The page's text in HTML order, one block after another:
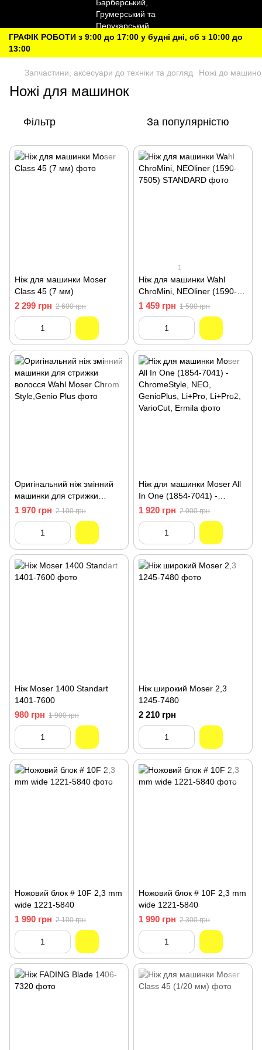
ГРАФІК РОБОТИ з 9:00 до 17:00 у будні дні, сб з 10:00 до
13:00
Запчастини, аксесуари до техніки та догляд Ножі до
Ножі для машинок
Фільтр За популярністю
Ніж для машинки Moser
Class 45 (7 мм)
2 299 грн 2 600 грн
1
Ніж для машинки Wahl
ChroMini, NEOliner (1590-
7505) STANDARD
1 459 грн 1 500 грн
Оригінальний ніж змінний
машинки для стрижки
волосся Wahl Moser Chrom
Style,Genio Plus
1 970 грн 2 100 грн
Ніж для машинки Moser All
In One (1854-7041) -
ChromeStyle, NEO,
GenioPlus, Li+Pro, Li+Pro2,
VarioCut, Ermila
1 920 грн 2 000 грн
Ніж Moser 1400 Standart
1401-7600
980 грн 1 900 грн
Ніж широкий Moser 2,3
1245-7480
2 210 грн
Ножовий блок # 10F 2,3 mm
wide 1221-5840
1 990 грн 2 100 грн
Ножовий блок # 10F 2,3 mm
wide 1221-5840
1 990 грн 2 300 грн